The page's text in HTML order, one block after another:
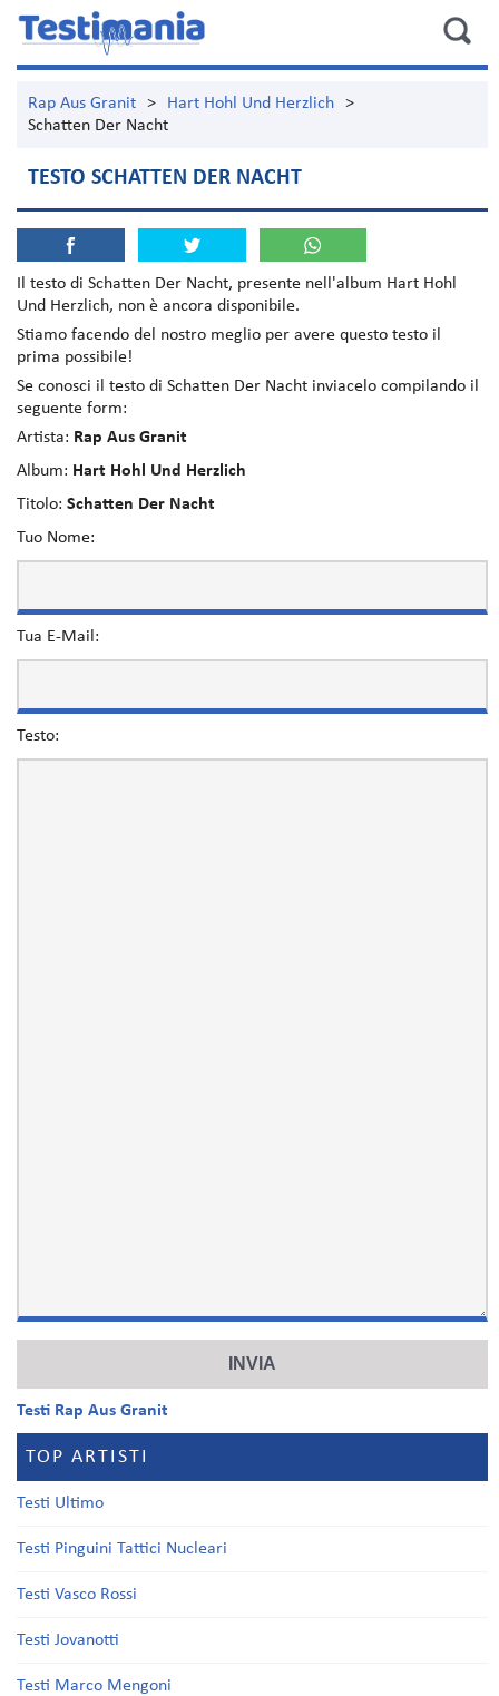
Rap Aus Granit > Hart Hohl Und Herzlich
>
Schatten Der Nacht
TESTO SCHATTEN DER NACHT
Il testo di Schatten Der Nacht, presente nell'album Hart Hohl
Und Herzlich, non è ancora disponibile.
Stiamo facendo del nostro meglio per avere questo testo il
prima possibile!
Se conosci il testo di Schatten Der Nacht inviacelo compilando il
seguente form:
Artista: Rap Aus Granit
Album: Hart Hohl Und Herzlich
Titolo: Schatten Der Nacht
Tuo Nome:
Tua E-Mail:
Testo:
Testi Rap Aus Granit
TOP ARTISTI
Testi Ultimo
Testi Pinguini Tattici Nucleari
Testi Vasco Rossi
Testi Jovanotti
Testi Marco Mengoni